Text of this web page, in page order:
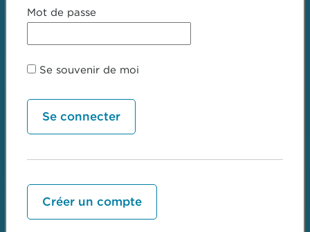
Atrophie
Érosion
Mot de passe
Se souvenir de moi
Créer un compte